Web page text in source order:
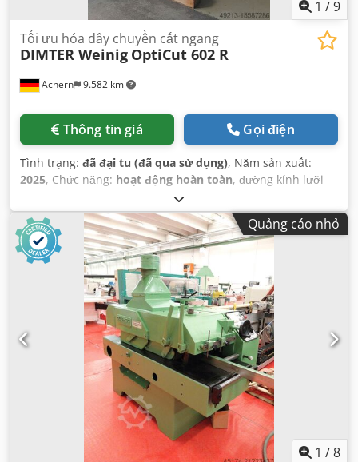
1 /9
Achern 9.582 km
Tối ưu hóa dây chuyền cắt ngang
DIMTER Weinig OptiCut 602 R
Thông tin giá Gọi điện
Tình trạng: đã đại tu (đã qua sử dụng), Năm sản xuất:
2025, Chức năng: hoạt động hoàn toàn, đường kính lưỡi
, truyền động cưa:
cơ servo:11.000 W,
Quảng cáo nhỏ
1 /8